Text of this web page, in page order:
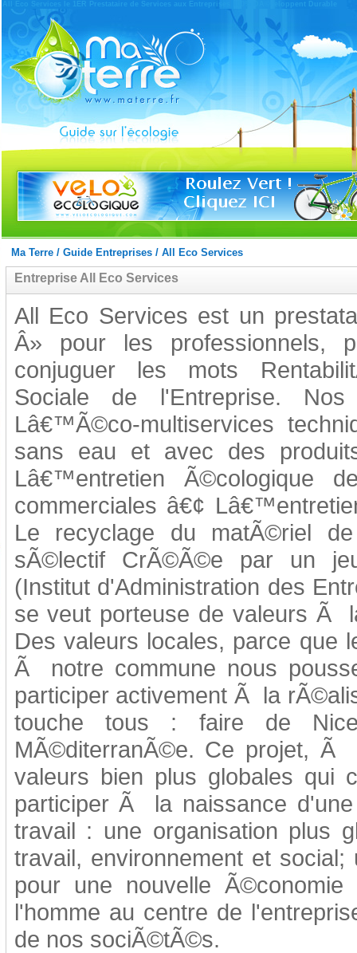
All Eco Services le 1ER Prestataire de Services aux Entreprises 100% DÃ©veloppent Durable
Ma Terre/ Guide Entreprises/ All Eco Services
Entreprise All Eco Services
All Eco Services est un
Â» pour les professionnels,
conjuguer les mots
Sociale de l'Entreprise.
Lâ€™Ã©co-multiservices
sans eau et avec des
Lâ€™entretien Ã©cologique
commerciales â€¢
Le recyclage du matÃ©riel
sÃ©lectif CrÃ©Ã©e par un
(Institut d'Administration des
se veut porteuse de valeurs Ã
Des valeurs locales, parce que
Ã notre commune nous
participer activement Ã la
touche tous : faire de
MÃ©diterranÃ©e. Ce projet,
valeurs bien plus globales
participer Ã la naissance
travail : une organisation plus
travail, environnement et social;
pour une nouvelle
l'homme au centre de
de nos sociÃ©tÃ©s.